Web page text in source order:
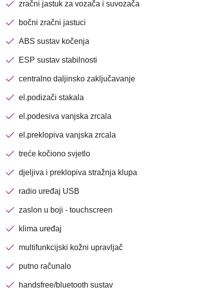
zračni jastuk za vozača i suvozača
bočni zračni jastuci
ABS sustav kočenja
ESP sustav stabilnosti
centralno daljinsko zaključavanje
el.podizači stakala
el.podesiva vanjska zrcala
el.preklopiva vanjska zrcala
treće kočiono svjetlo
djeljiva i preklopiva stražnja klupa
radio uređaj USB
zaslon u boji - touchscreen
klima uređaj
multifunkcijski kožni upravljač
putno računalo
handsfree/bluetooth sustav
avenija 102, Resnik